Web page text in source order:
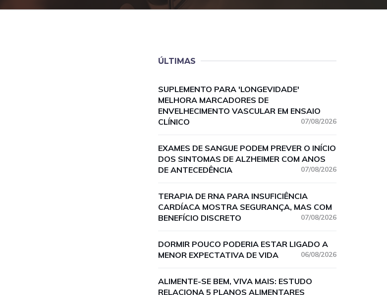
ÚLTIMAS
SUPLEMENTO PARA 'LONGEVIDADE'
MELHORA MARCADORES DE
ENVELHECIMENTO VASCULAR EM ENSAIO
CLÍNICO
07/08/2026
EXAMES DE SANGUE PODEM PREVER O INÍCIO
DOS SINTOMAS DE ALZHEIMER COM ANOS
DE ANTECEDÊNCIA
07/08/2026
TERAPIA DE RNA PARA INSUFICIÊNCIA
CARDÍACA MOSTRA SEGURANÇA, MAS COM
BENEFÍCIO DISCRETO
07/08/2026
DORMIR POUCO PODERIA ESTAR LIGADO A
MENOR EXPECTATIVA DE VIDA
06/08/2026
ALIMENTE-SE BEM, VIVA MAIS: ESTUDO
RELACIONA 5 PLANOS ALIMENTARES